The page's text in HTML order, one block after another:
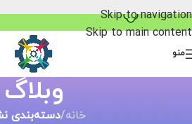
خرید قسطی با ترب‌پی
Skip to navigation
Skip to main content
منو
وبلاگ
خانه/دسته‌بندی